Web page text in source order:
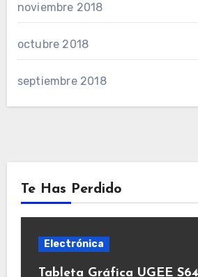
noviembre 2018
octubre 2018
septiembre 2018
Te Has Perdido
Electrónica
Tableta Gráfica UGEE